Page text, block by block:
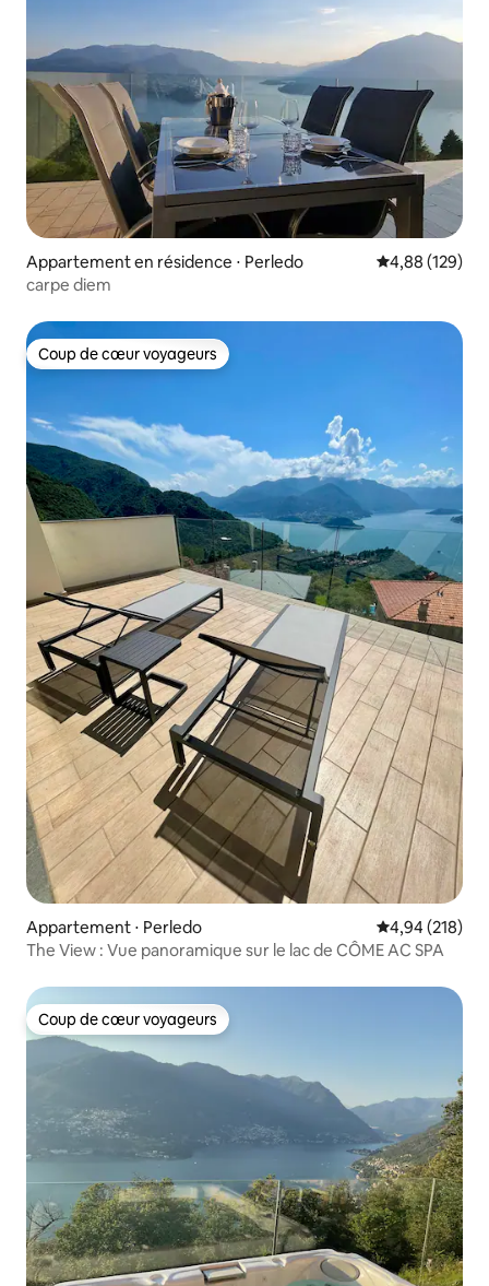
Appartement en résidence ⋅ Perledo Évaluation
4,88 (129)
carpe diem
Coup de cœur voyageurs
Coup de cœur voyageurs
Appartement ⋅ Perledo Évaluation
4,94 (218)
The View : Vue panoramique sur le lac de CÔME AC SPA
Coup de cœur voyageurs
Coup de cœur voyageurs